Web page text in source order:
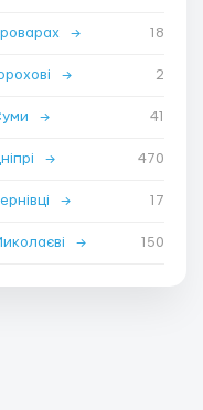
→ 18
→ 2
→ 41
→ 470
→ 17
→ 150